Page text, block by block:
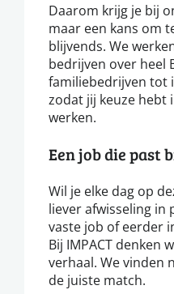
Daarom krijg je bij
maar een kans om
blijvends. We
bedrijven over heel
familiebedrijven tot
zodat jij keuze hebt
werken.
Een job die past
Wil je elke dag op
liever afwisseling in
vaste job of eerder
Bij IMPACT denken
verhaal. We vinden
de juiste match.